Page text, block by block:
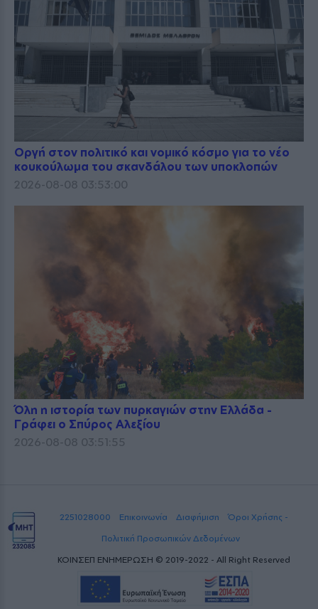
Οργή στον πολιτικό και νομικό κόσμο για το νέο
κουκούλωμα του σκανδάλου των υποκλοπών
2026-08-08 03:53:00
Όλη η ιστορία των πυρκαγιών στην Ελλάδα -
Γράφει ο Σπύρος Αλεξίου
2026-08-08 03:51:55
2251028000 Επικοινωνία Διαφήμιση
Όροι Χρήσης -
Πολιτική Προσωπικών Δεδομένων
ΚΟΙΝΣΕΠ ΕΝΗΜΕΡΩΣΗ © 2019-2022 - All Right Reserved